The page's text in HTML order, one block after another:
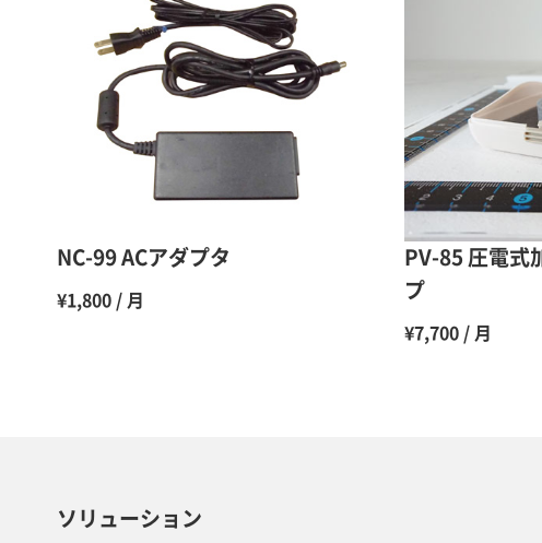
NC-99 ACアダプタ
¥1,800 / 月
PV-85 圧電式
プ
¥7,700 / 月
ソリューション